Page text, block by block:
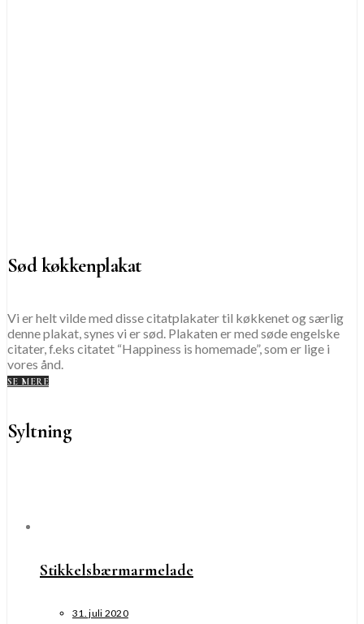
Sød køkkenplakat
Vi er helt vilde med disse citatplakater til køkkenet og særlig
denne plakat, synes vi er sød. Plakaten er med søde engelske
citater, f.eks citatet “Happiness is homemade”, som er lige i
vores ånd.
SE MERE
Syltning
Stikkelsbærmarmelade
31. juli 2020